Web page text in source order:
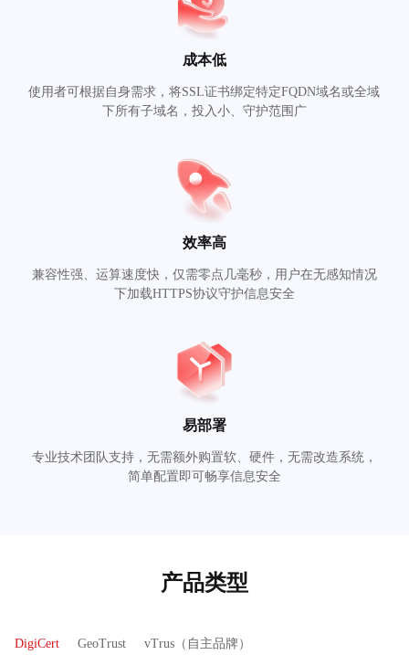
成本低
使用者可根据自身需求，将SSL证书绑定特定FQDN域名或全域
下所有子域名，投入小、守护范围广
效率高
兼容性强、运算速度快，仅需零点几毫秒，用户在无感知情况
下加载HTTPS协议守护信息安全
易部署
专业技术团队支持，无需额外购置软、硬件，无需改造系统，
简单配置即可畅享信息安全
产品类型
DigiCert GeoTrust vTrus（自主品牌）